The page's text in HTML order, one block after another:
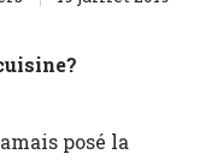
posé la